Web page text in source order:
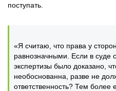
поступать.
«Я считаю, что права у
равнозначными. Если в суде
экспертизы было доказано,
необоснованна, разве не
ответственность? Тем более